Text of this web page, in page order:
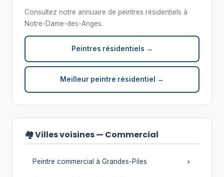
Consultez notre annuaire de peintres résidentiels à
Notre-Dame-des-Anges.
Peintres résidentiels →
Meilleur peintre résidentiel →
🏘️ Villes voisines — Commercial
Peintre commercial à Grandes-Piles